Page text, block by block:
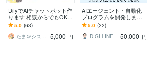
DifyでAIチャットボット作
ります 相談からでもOK！
Dify×AIチャットボット導
入支援します
5.0 (63)
たま＠システムエンジニア
5,000 円
AIエージェント・自動化
プログラムを開発します
日常業務を効率化するツ
ール作成します
5.0 (22)
DIGI LINE
50,000 円